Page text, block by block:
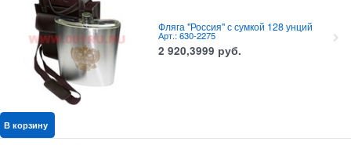
Фляга "Россия" с сумкой 128 унций
Арт.: 630-2275
2 920,3999 руб.
В корзину